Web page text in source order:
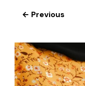
← Previous